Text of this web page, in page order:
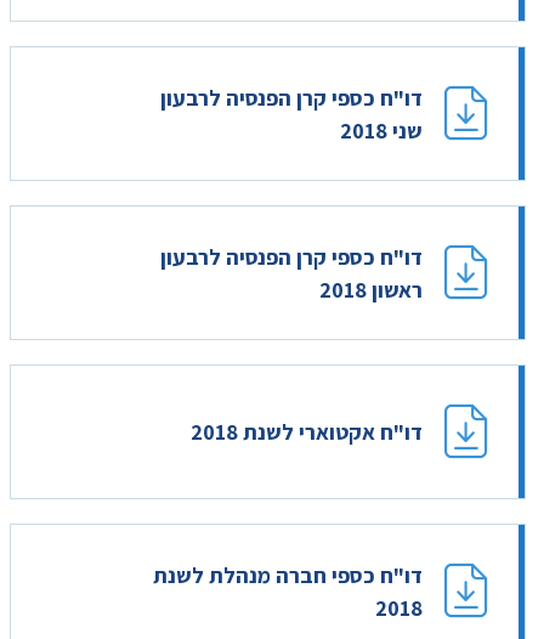
דו"ח כספי קרן הפנסיה לרבעון
שני 2018
דו"ח כספי קרן הפנסיה לרבעון
ראשון 2018
דו"ח אקטוארי לשנת 2018
דו"ח כספי חברה מנהלת לשנת
2018